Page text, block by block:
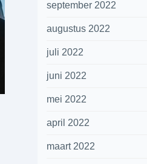
september 2022
augustus 2022
juli 2022
juni 2022
mei 2022
april 2022
maart 2022